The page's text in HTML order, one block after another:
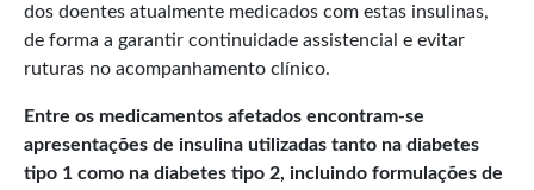
dos doentes atualmente medicados com estas insulinas,
de forma a garantir continuidade assistencial e evitar
ruturas no acompanhamento clínico.
Entre os medicamentos afetados encontram-se
apresentações de insulina utilizadas tanto na diabetes
tipo 1 como na diabetes tipo 2, incluindo formulações de